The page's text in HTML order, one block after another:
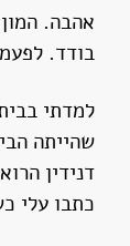
אהבה.
בודד.
למדתי
שהייתה
דנידין
כתבו עלי